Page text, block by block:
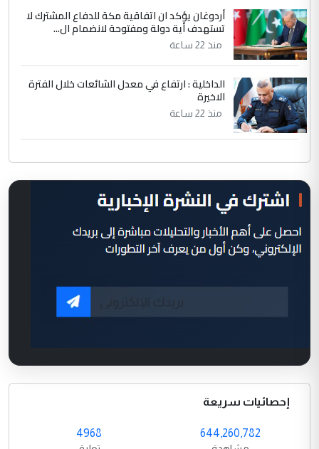
أردوغان يؤكد ان اتفاقية مكة للدفاع المشترك لا
تستهدف أية دولة ومفتوحة لانضمام ال...
منذ 22 ساعة
الداخلية : ارتفاع في معدل الشائعات خلال الفترة
الاخيرة
منذ 22 ساعة
إحصائيات سريعة
644,260,782
4968